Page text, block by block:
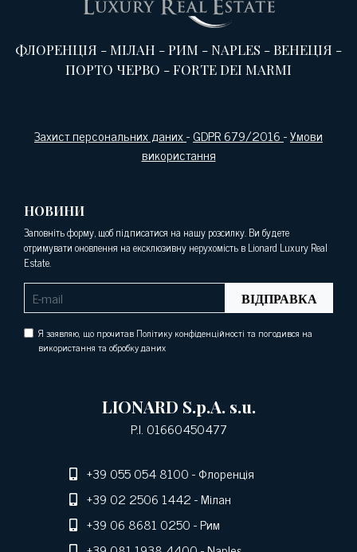
ФЛОРЕНЦІЯ -МІЛАН -РИМ -NAPLES -ВЕНЕЦІЯ -
ПОРТО ЧЕРВО -FORTE DEI MARMI
Захист персональних даних-GDPR 679/2016-Умови
використання
НОВИНИ
Заповніть форму, щоб підписатися на нашу розсилку. Ви будете
отримувати оновлення на ексклюзивну нерухомість в Lionard Luxury Real
Estate.
ВІДПРАВКА
Я заявляю, що прочитав Політику конфіденційності та погодився на
використання та обробку даних
LIONARD S.p.A. s.u.
P.I. 01660450477
+39 055 054 8100- Флоренція
+39 02 2506 1442- Мілан
+39 06 8681 0250- Рим